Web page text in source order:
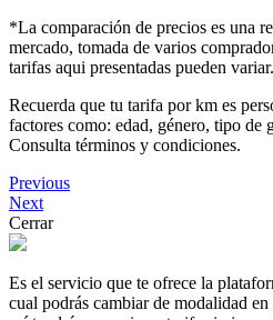
*La comparación de precios es una
mercado, tomada de varios
tarifas aqui presentadas pueden variar.
Recuerda que tu tarifa por km es
factores como: edad, género, tipo de
Consulta términos y condiciones.
Previous
Next
Cerrar
Es el servicio que te ofrece la
cual podrás cambiar de modalidad